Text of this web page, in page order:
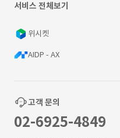
서비스 전체보기
위시켓
AIDP - AX
고객 문의
02-6925-4849